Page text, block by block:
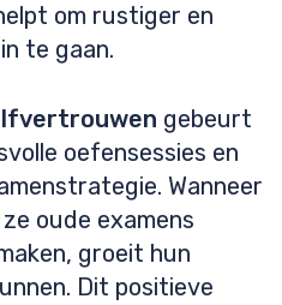
om rustiger en
te gaan.
gebeurt
oefensessies en
Wanneer
oude examens
groeit hun
Dit positieve